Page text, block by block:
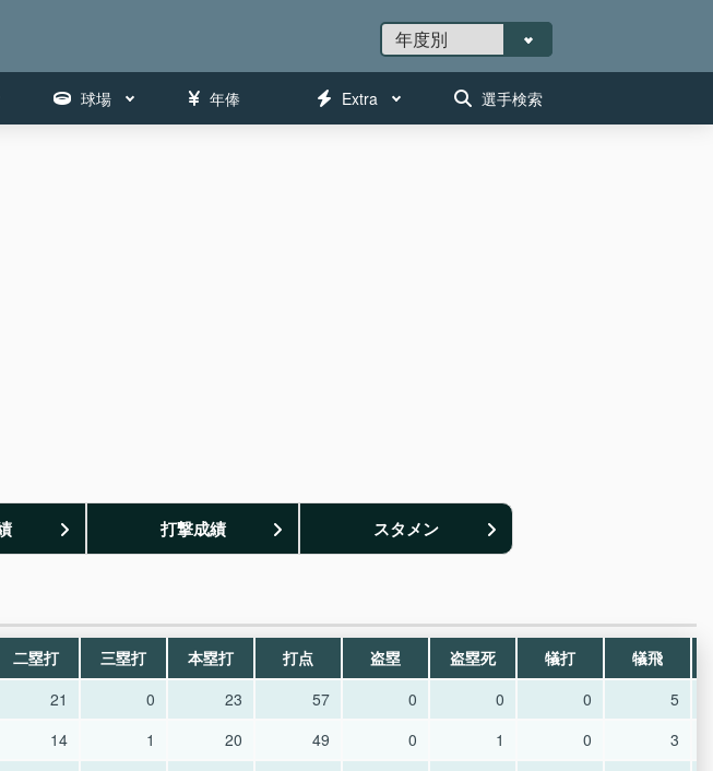
球場 年俸 Extra 選手検索
打撃成績 スタメン
二塁打 三塁打 本塁打 打点 盗塁 盗塁死 犠打
犠飛
21 0 23 57 0 0 0
5
14 1 20 49 0 1 0
3